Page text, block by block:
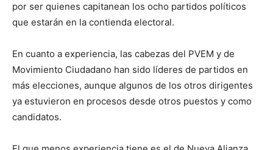
por ser quienes capitanean los ocho partidos políticos
que estarán en la contienda electoral.
En cuanto a experiencia, las cabezas del PVEM y de
Movimiento Ciudadano han sido líderes de partidos en
más elecciones, aunque algunos de los otros dirigentes
ya estuvieron en procesos desde otros puestos y como
candidatos.